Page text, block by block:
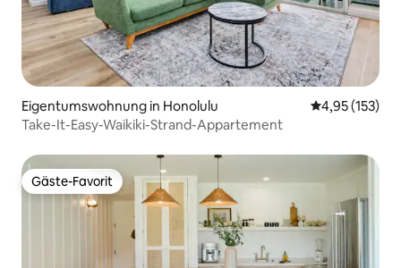
Eigentumswohnung in Honolulu
4,95 (153)
Take-It-Easy-Waikiki-Strand-Appartement
Gäste-Favorit
Gäste-Favorit